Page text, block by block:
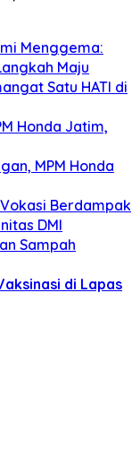
Menggema:
Maju
Satu HATI di
Honda Jatim,
MPM Honda
Vokasi Berdampak
DMI
Sampah
di Lapas